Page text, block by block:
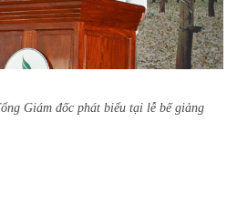
Giám đốc phát biểu tại lễ bế giảng